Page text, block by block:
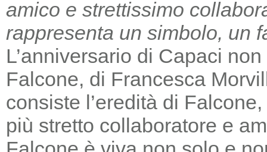
amico e strettissimo
rappresenta un simbolo, un
L’anniversario di Capaci
Falcone, di Francesca
consiste l’eredità di
più stretto collaboratore e